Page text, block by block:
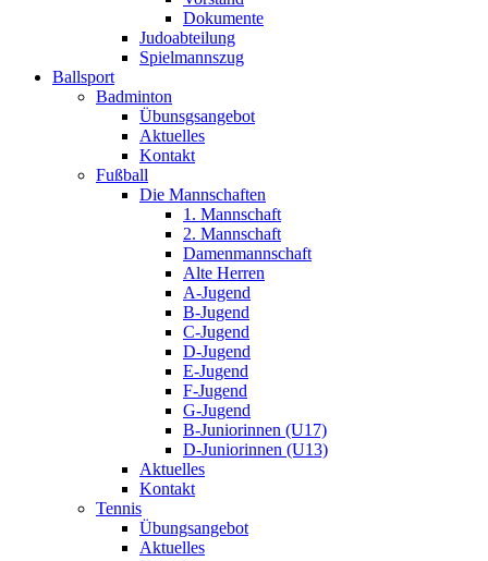
Dokumente
Judoabteilung
Spielmannszug
Ballsport
Badminton
Übunsgsangebot
Aktuelles
Kontakt
Fußball
Die Mannschaften
1. Mannschaft
2. Mannschaft
Damenmannschaft
Alte Herren
A-Jugend
B-Jugend
C-Jugend
D-Jugend
E-Jugend
F-Jugend
G-Jugend
B-Juniorinnen (U17)
D-Juniorinnen (U13)
Aktuelles
Kontakt
Tennis
Übungsangebot
Aktuelles